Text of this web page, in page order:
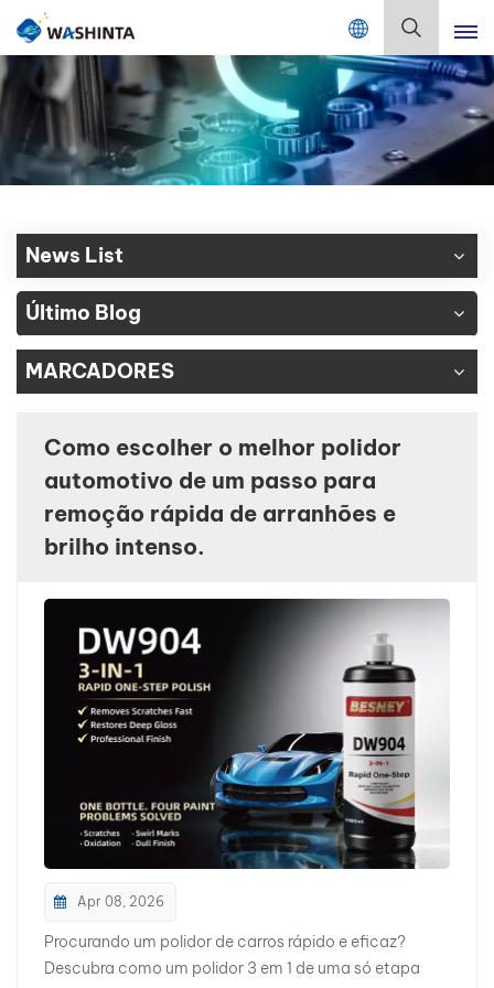
Mix Color Online
English
Français
Deutsch
Русский
Español
Português
日本語
한국어
News List
Último Blog
MARCADORES
Como escolher o melhor polidor
automotivo de um passo para
remoção rápida de arranhões e
brilho intenso.
Apr 08, 2026
Procurando um polidor de carros rápido e eficaz?
Descubra como um polidor 3 em 1 de uma só etapa